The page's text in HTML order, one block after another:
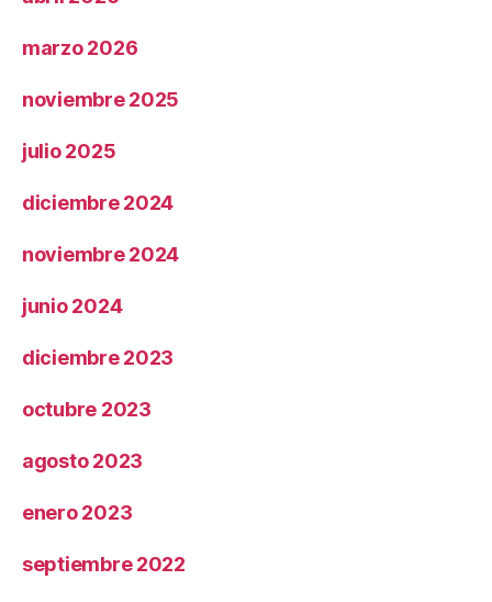
marzo 2026
noviembre 2025
julio 2025
diciembre 2024
noviembre 2024
junio 2024
diciembre 2023
octubre 2023
agosto 2023
enero 2023
septiembre 2022